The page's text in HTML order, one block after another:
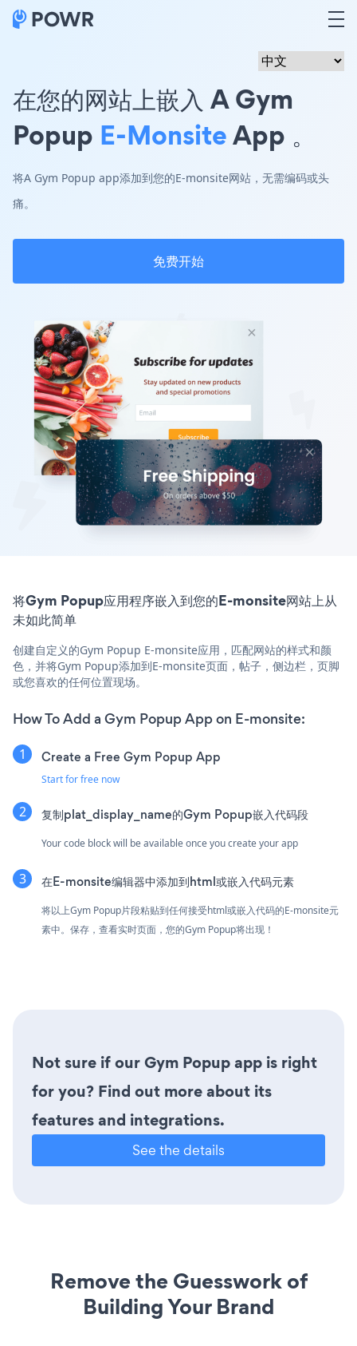
在您的网站上嵌入 A Gym
Popup E-MonsiteApp 。
将A Gym Popup app添加到您的E-monsite网站，无需编码或头
痛。
免费开始
将Gym Popup应用程序嵌入到您的E-monsite网站上从
未如此简单
创建自定义的Gym Popup E-monsite应用，匹配网站的样式和颜
色，并将Gym Popup添加到E-monsite页面，帖子，侧边栏，页脚
或您喜欢的任何位置现场。
How To Add a Gym Popup App on E-monsite:
Create a Free Gym Popup App
Start for free now
复制plat_display_name的Gym Popup嵌入代码段
Your code block will be available once you create your app
在E-monsite编辑器中添加到html或嵌入代码元素
将以上Gym Popup片段粘贴到任何接受html或嵌入代码的E-monsite元
素中。保存，查看实时页面，您的Gym Popup将出现！
Not sure if our Gym Popup app is right
for you? Find out more about its
features and integrations.
See the details
Remove the Guesswork of
Building Your Brand